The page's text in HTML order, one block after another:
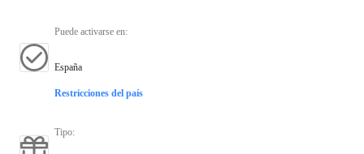
Puede activarse en:
España
Restricciones del país
Tipo: